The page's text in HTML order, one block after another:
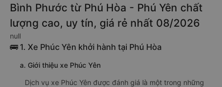
Bình Phước từ Phú Hòa - Phú Yên chất
lượng cao, uy tín, giá rẻ nhất 08/2026
null
🚌 1. Xe Phúc Yên khởi hành tại Phú Hòa
a. Giới thiệu xe Phúc Yên
Dịch vụ xe Phúc Yên được đánh giá là một trong những